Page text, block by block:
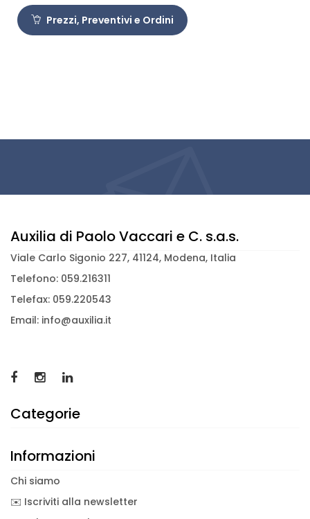
Prezzi, Preventivi e Ordini
Auxilia di Paolo Vaccari e C. s.a.s.
Viale Carlo Sigonio 227, 41124, Modena, Italia
Telefono: 059.216311
Telefax: 059.220543
Email: info@auxilia.it
Categorie
Informazioni
Chi siamo
✉️ Iscriviti alla newsletter